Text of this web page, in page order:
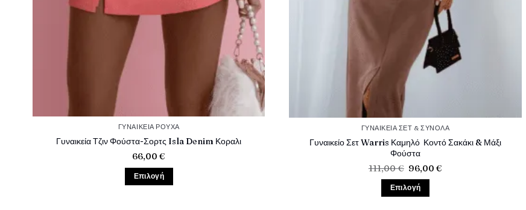
ΓΥΝΑΊΚΕΙΑ ΡΟΎΧΑ
Γυναικεία Τζιν Φούστα-Σορτς Isla Denim Κοραλι
66,00€
Επιλογή
ΓΥΝΑΙΚΕΊΑ ΣΕΤ & ΣΎΝΟΛΑ
Γυναικείο Σετ Warris Καμηλό Κοντό Σακάκι & Μάξι
Φούστα
111,00€ Original
price
was:
111,00 €.
96,00€
Επιλογή